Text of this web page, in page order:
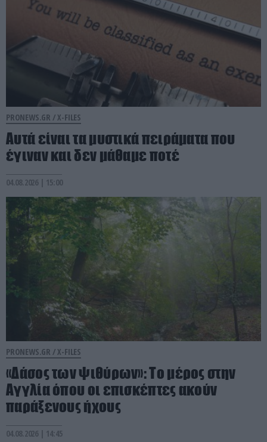
PRONEWS.GR /X-FILES
Αυτά είναι τα μυστικά πειράματα που
έγιναν και δεν μάθαμε ποτέ
04.08.2026 | 15:00
PRONEWS.GR /X-FILES
«Δάσος των ψιθύρων»: Το μέρος στην
Αγγλία όπου οι επισκέπτες ακούν
παράξενους ήχους
04.08.2026 | 14:45